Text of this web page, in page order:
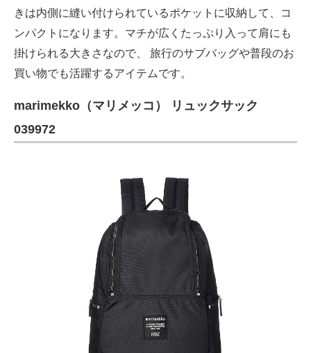
きは内側に縫い付けられているポケットに収納して、コ
ンパクトになります。マチが広くたっぷり入って肩にも
掛けられる大きさなので、 旅行のサブバッグや普段のお
買い物でも活躍するアイテムです。
marimekko（マリメッコ） リュックサック
039972